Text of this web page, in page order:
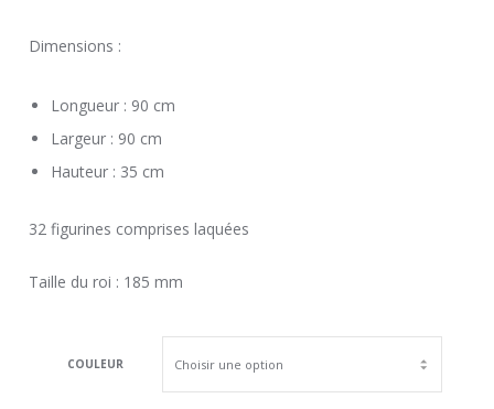
Dimensions :
Longueur : 90 cm
Largeur : 90 cm
Hauteur : 35 cm
32 figurines comprises laquées
Taille du roi : 185 mm
COULEUR